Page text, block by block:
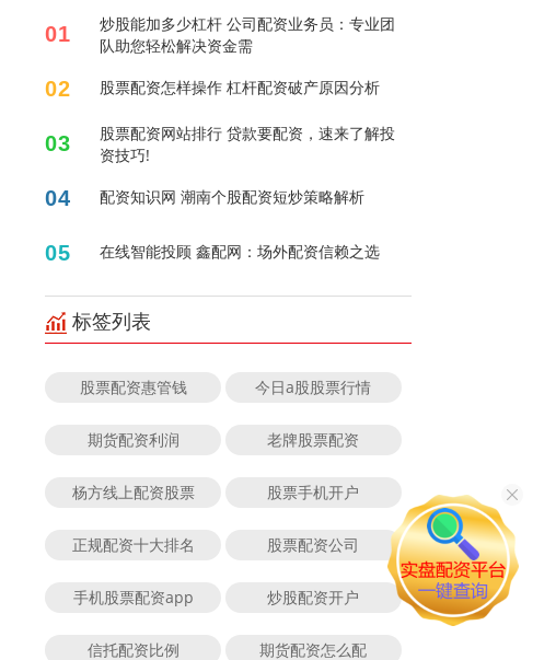
01
炒股能加多少杠杆 公司配资业务员：专业团
队助您轻松解决资金需
02 股票配资怎样操作 杠杆配资破产原因分析
03
股票配资网站排行 贷款要配资，速来了解投
资技巧!
04 配资知识网 潮南个股配资短炒策略解析
05 在线智能投顾 鑫配网：场外配资信赖之选
标签列表
股票配资惠管钱 今日a股股票行情
期货配资利润 老牌股票配资
杨方线上配资股票 股票手机开户
正规配资十大排名 股票配资公司
手机股票配资app 炒股配资开户
信托配资比例 期货配资怎么配